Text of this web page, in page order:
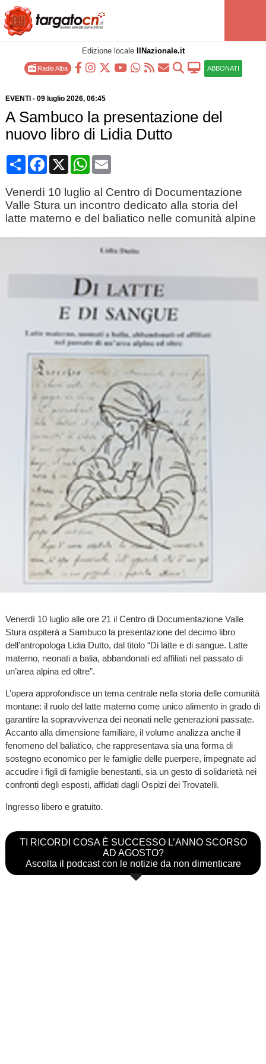
Edizione locale IlNazionale.it
Radio Alba ABBONATI
EVENTI - 09 luglio 2026, 06:45
A Sambuco la presentazione del
nuovo libro di Lidia Dutto
CondividiFacebook
X WhatsApp
Email
Venerdì 10 luglio al Centro di Documentazione
Valle Stura un incontro dedicato alla storia del
latte materno e del baliatico nelle comunità alpine
Venerdì 10 luglio alle ore 21 il Centro di Documentazione Valle
Stura ospiterà a Sambuco la presentazione del decimo libro
dell’antropologa Lidia Dutto, dal titolo “Di latte e di sangue. Latte
materno, neonati a balia, abbandonati ed affiliati nel passato di
un’area alpina ed oltre”.
L’opera approfondisce un tema centrale nella storia delle comunità
montane: il ruolo del latte materno come unico alimento in grado di
garantire la sopravvivenza dei neonati nelle generazioni passate.
Accanto alla dimensione familiare, il volume analizza anche il
fenomeno del baliatico, che rappresentava sia una forma di
sostegno economico per le famiglie delle puerpere, impegnate ad
accudire i figli di famiglie benestanti, sia un gesto di solidarietà nei
confronti degli esposti, affidati dagli Ospizi dei Trovatelli.
Ingresso libero e gratuito.
TI RICORDI COSA È SUCCESSO L’ANNO SCORSO
AD AGOSTO?
Ascolta il podcast con le notizie da non dimenticare